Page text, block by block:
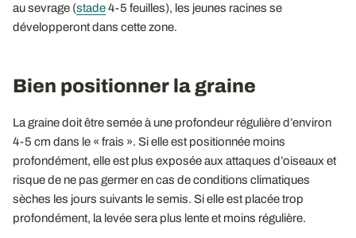
au sevrage (stade4-5 feuilles), les jeunes racines se
développeront dans cette zone.
Bien positionner la graine
La graine doit être semée à une profondeur régulière d’environ
4-5 cm dans le « frais ». Si elle est positionnée moins
profondément, elle est plus exposée aux attaques d’oiseaux et
risque de ne pas germer en cas de conditions climatiques
sèches les jours suivants le semis. Si elle est placée trop
profondément, la levée sera plus lente et moins régulière.